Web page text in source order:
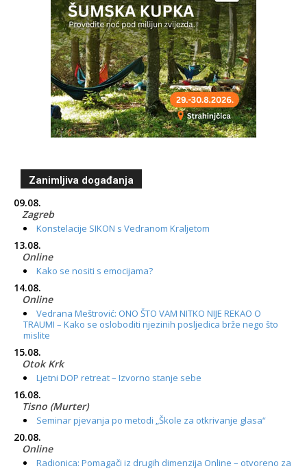
Zanimljiva događanja
09.08.
Zagreb
Konstelacije SIKON s Vedranom Kraljetom
13.08.
Online
Kako se nositi s emocijama?
14.08.
Online
Vedrana Meštrović: ONO ŠTO VAM NITKO NIJE REKAO O
TRAUMI – Kako se osloboditi njezinih posljedica brže nego što
mislite
15.08.
Otok Krk
Ljetni DOP retreat – Izvorno stanje sebe
16.08.
Tisno (Murter)
Seminar pjevanja po metodi „Škole za otkrivanje glasa“
20.08.
Online
Radionica: Pomagači iz drugih dimenzija Online – otvoreno za